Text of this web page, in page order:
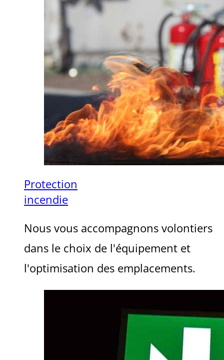
Protection
incendie
Nous vous accompagnons volontiers
dans le choix de l'équipement et
l'optimisation des emplacements.